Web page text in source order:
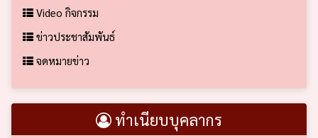
Video กิจกรรม
ข่าวประชาสัมพันธ์
จดหมายข่าว
ทำเนียบบุคลากร